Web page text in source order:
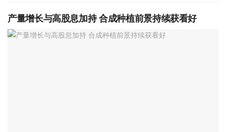
产量增长与高股息加持 合成种植前景持续获看好